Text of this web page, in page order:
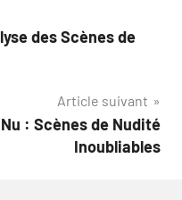
des Scènes de
Article suivant
: Scènes de Nudité
Inoubliables